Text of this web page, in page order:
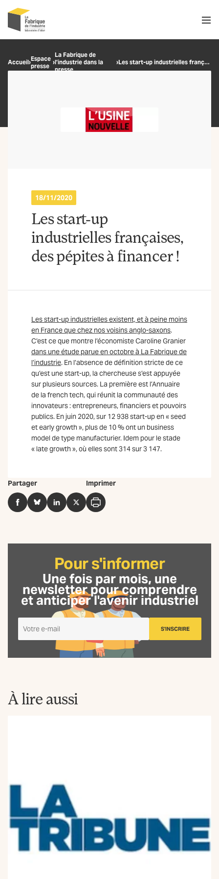
OK
Accueil›Espace
presse ›
La Fabrique de
l’industrie dans la
presse
› Les start-up industrielles françaises, des pépites à financer !
18/11/2020
Les start-up
industrielles françaises,
des pépites à financer !
Les start-up industrielles existent, et à peine moins
en France que chez nos voisins anglo-saxons.
C’est ce que montre l’économiste Caroline Granier
dans une étude parue en octobre à La Fabrique de
l’industrie. En l’absence de définition stricte de ce
qu’est une start-up, la chercheuse s’est appuyée
sur plusieurs sources. La première est l’Annuaire
de la french tech, qui réunit la communauté des
innovateurs : entrepreneurs, financiers et pouvoirs
publics. En juin 2020, sur 12 938 start-up en « seed
et early growth », plus de 10 % ont un business
model de type manufacturier. Idem pour le stade
« late growth », où elles sont 314 sur 3 147.
Partager
FacebookBlueSkyLinkedInTwitter
Imprimer
Imprimer
Pour s'informer
Une fois par mois, une
newsletterpour comprendre
et anticiper l'avenir industriel
m'inscris
à
S'INSCRIRE
À lire aussi